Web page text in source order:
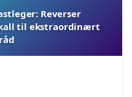
Reverser
til ekstraordinært